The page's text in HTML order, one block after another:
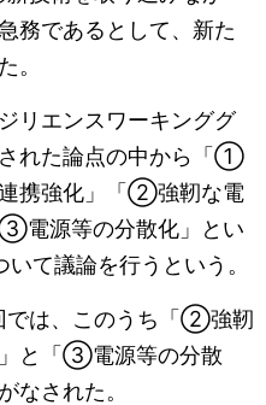
務であるとして、新た
。
リエンスワーキンググ
れた論点の中から「①
携強化」「②強靭な電
電源等の分散化」とい
て議論を行うという。
では、このうち「②強靭
と「③電源等の分散
なされた。